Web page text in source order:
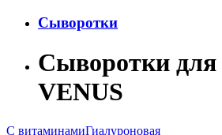
Сыворотки
Сыворотки для
VENUS
С витаминамиГиалуроновая